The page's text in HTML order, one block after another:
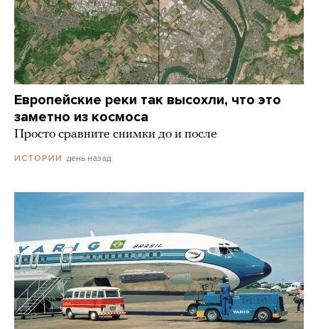
Европейские реки так высохли, что это
заметно из космоса
Просто сравните снимки до и после
ИСТОРИИ день назад